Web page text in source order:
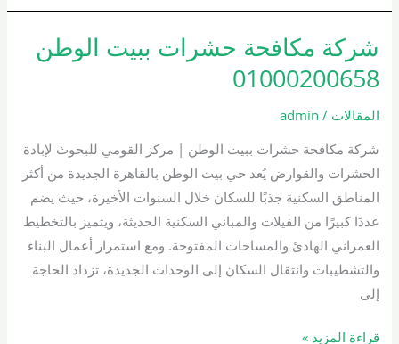
شركة مكافحة حشرات ببيت الوطن
01000200658
المقالات /
admin
شركة مكافحة حشرات ببيت الوطن | مركز القومي للبحوث لإبادة
الحشرات والقوارض يُعد حي بيت الوطن بالقاهرة الجديدة من أكثر
المناطق السكنية جذبًا للسكان خلال السنوات الأخيرة، حيث يضم
عددًا كبيرًا من الفيلات والمباني السكنية الحديثة، ويتميز بالتخطيط
العمراني الهادئ والمساحات المفتوحة. ومع استمرار أعمال البناء
والتشطيبات وانتقال السكان إلى الوحدات الجديدة، تزداد الحاجة
إلى
شركة
مكافحة
حشرات
ببيت
01000200658
قراءة المزيد »